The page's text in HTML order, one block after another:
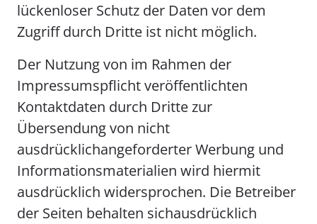
lückenloser Schutz der Daten vor dem
Zugriff durch Dritte ist nicht möglich.
Der Nutzung von im Rahmen der
Impressumspflicht veröffentlichten
Kontaktdaten durch Dritte zur
Übersendung von nicht
ausdrücklichangeforderter Werbung und
Informationsmaterialien wird hiermit
ausdrücklich widersprochen. Die Betreiber
der Seiten behalten sichausdrücklich